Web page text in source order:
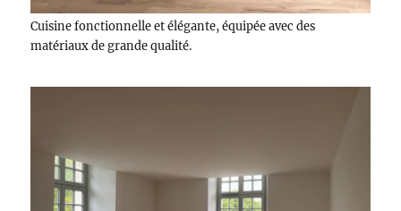
Cuisine fonctionnelle et élégante, équipée avec des
matériaux de grande qualité.